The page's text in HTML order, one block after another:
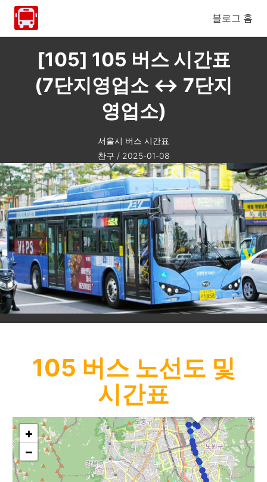
블로그 홈
[105] 105 버스 시간표
(7단지영업소 ↔ 7단지
영업소)
서울시 버스 시간표
찬구 / 2025-01-08
105 버스 노선도 및
시간표
+
−